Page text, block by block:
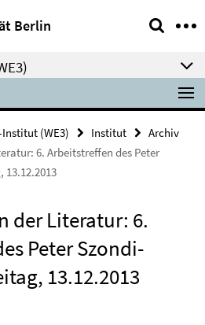
Berlin
(WE3) Institut
Archiv
6. Arbeitstreffen des Peter
der Literatur: 6.
Peter Szondi-
13.12.2013